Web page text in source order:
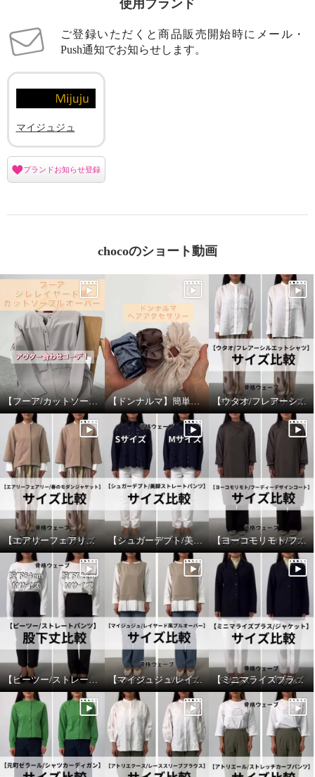
使用ブランド
ご登録いただくと商品販売開始時にメール・
Push通知でお知らせします。
マイジュジュ
ブランドお知らせ登録
chocoのショート動画
【フーア/カットソープルオーバー】アウター合わせ！ 【ドンナルマ】簡単ヘアアレンジ！ 【ウタオ/フレアーシルエットシャツ】サイズ比較
【エアリーフェアリー/春のモダンジャケット】サイズ比較 【シュガーデプト/美脚ストレートパンツ】サイズ比較 【ヨーコモリモト/フーディーデザインコート】サイズ比較
【ピーツー/ストレートパンツ】股下丈比較 【マイジュジュ/レイヤード風プルオーバー】サイズ比較 【ミニマライズプラス/ジャケット】サイズ比較